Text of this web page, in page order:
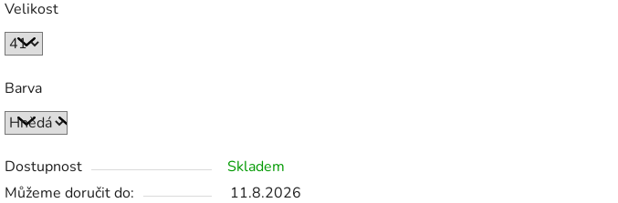
Velikost
Barva
Dostupnost
Skladem
Můžeme doručit do:
11.8.2026